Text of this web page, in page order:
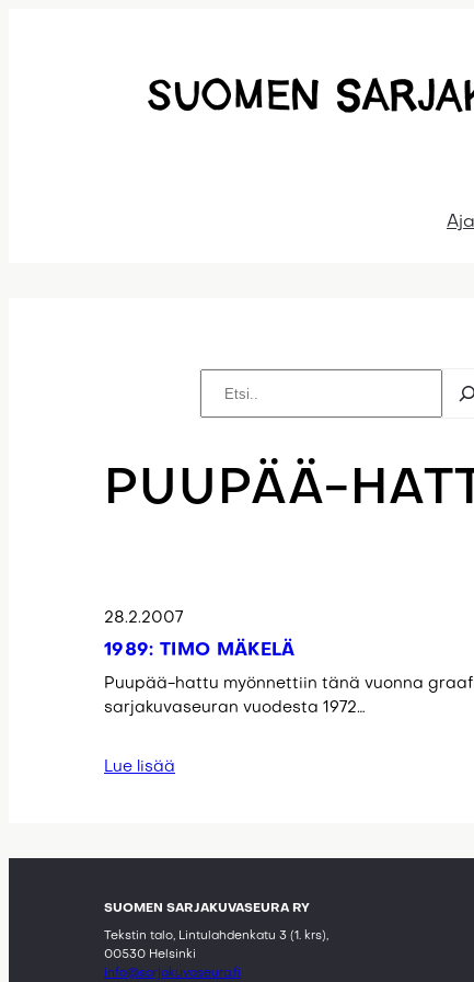
PUUPÄÄ-
28.2.2007
1989: TIMO MÄKELÄ
Puupää-hattu myönnettiin tänä vuonna
sarjakuvaseuran vuodesta 1972…
Lue lisää
SUOMEN SARJAKUVASEURA RY
Tekstin talo, Lintulahdenkatu 3 (1. krs),
00530 Helsinki
info@sarjakuvaseura.fi